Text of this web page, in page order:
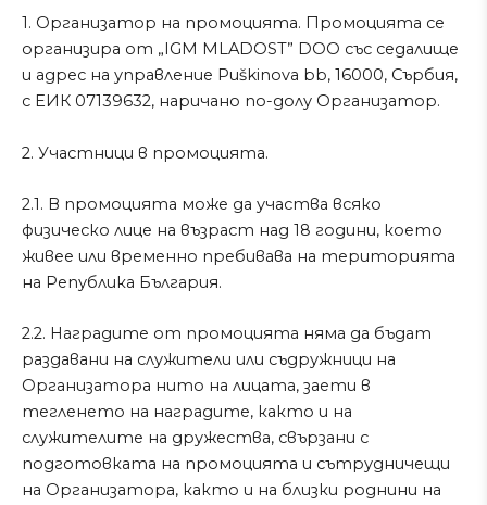
1. Организатор на промоцията. Промоцията се
организира от „IGM MLADOST” DOO със седалище
и адрес на управление Puškinova bb, 16000, Сърбия,
с ЕИК 07139632, наричанo по-долу Организатор.
2. Участници в промоцията.
2.1. В промоцията може да участва всяко
физическо лицe на възраст над 18 години, което
живее или временно пребивава на територията
на Република България.
2.2. Наградите от промоцията няма да бъдат
раздавани на служители или съдружници на
Организатора нито на лицата, заети в
тегленето на наградите, както и на
служителите на дружества, свързани с
подготовката на промоцията и сътрудничещи
на Организатора, както и на близки роднини на